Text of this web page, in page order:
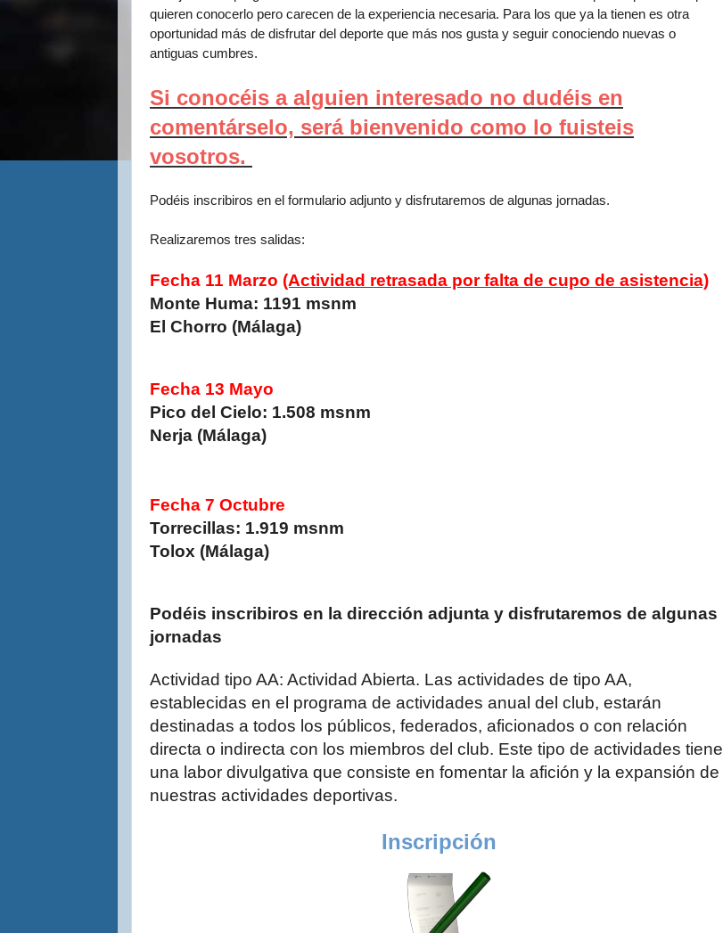
quieren conocerlo pero carecen de la experiencia necesaria. Para los que ya la tienen es otra
oportunidad más de disfrutar del deporte que más nos gusta y seguir conociendo nuevas o
antiguas cumbres.
Si conocéis a alguien interesado no dudéis en
comentárselo, será bienvenido como lo fuisteis
vosotros.
Podéis inscribiros en el formulario adjunto y disfrutaremos de algunas jornadas.
Realizaremos tres salidas:
Fecha 11 Marzo (Actividad retrasada por falta de cupo de asistencia)
Monte Huma: 1191 msnm
El Chorro (Málaga)
Fecha 13 Mayo
Pico del Cielo: 1.508 msnm
Nerja (Málaga)
Fecha 7 Octubre
Torrecillas: 1.919 msnm
Tolox (Málaga)
Podéis inscribiros en la dirección adjunta y disfrutaremos de algunas
jornadas
Actividad tipo AA: Actividad Abierta. Las actividades de tipo AA,
establecidas en el programa de actividades anual del club, estarán
destinadas a todos los públicos, federados, aficionados o con relación
directa o indirecta con los miembros del club. Este tipo de actividades tiene
una labor divulgativa que consiste en fomentar la afición y la expansión de
nuestras actividades deportivas.
Inscripción